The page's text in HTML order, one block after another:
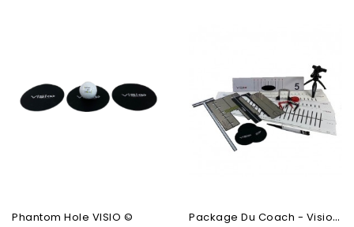
Phantom Hole VISIO © P
Ackage Du Coach - Visio ©